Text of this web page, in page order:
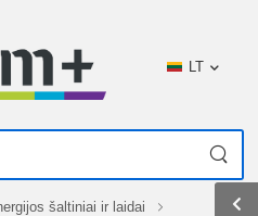
LT
šaltiniai ir laidai